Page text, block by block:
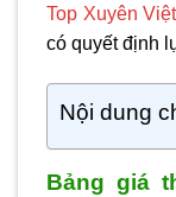
Top Xuyên Việt
có quyết định
Nội dung
Bảng giá